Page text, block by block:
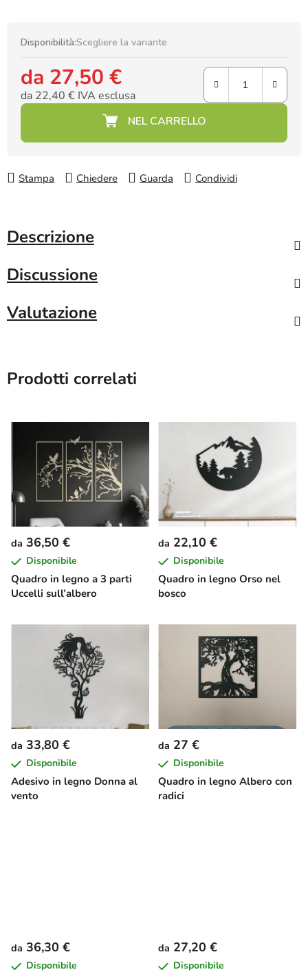
Disponibilità:Scegliere la variante
da 27,50 €
da 22,40 € IVA esclusa
Prezzo della misura:
Stampa Chiedere Guarda Condividi
Descrizione
Discussione
Valutazione
Prodotti correlati
Quadro in legno a 3 parti
Uccelli sull’albero
da 36,50 €
Disponibile
Quadro in legno Orso nel
bosco
da 22,10 €
Disponibile
Adesivo in legno Donna al
vento
da 33,80 €
Disponibile
Quadro in legno Albero con
radici
da 27 €
Disponibile
da 36,30 €
Disponibile
da 27,20 €
Disponibile